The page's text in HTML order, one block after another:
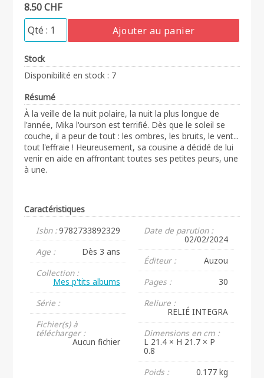
8.50 CHF
Ajouter au panier
Stock
Disponibilité en stock : 7
Résumé
À la veille de la nuit polaire, la nuit la plus longue de
l'année, Mika l'ourson est terrifié. Dès que le soleil se
couche, il a peur de tout : les ombres, les bruits, le vent...
tout l'effraie ! Heureusement, sa cousine a décidé de lui
venir en aide en affrontant toutes ses petites peurs, une
à une.
Caractéristiques
Isbn :9782733892329
Age :
Dès 3 ans
Collection :
Mes p'tits albums
Série :
Fichier(s) à
télécharger :
Aucun fichier
Date de parution :
02/02/2024
Éditeur :
Auzou
Pages :
30
Reliure :
RELIÉ INTEGRA
Dimensions en cm :
L 21.4 × H 21.7 × P
0.8
Poids :
0.177 kg